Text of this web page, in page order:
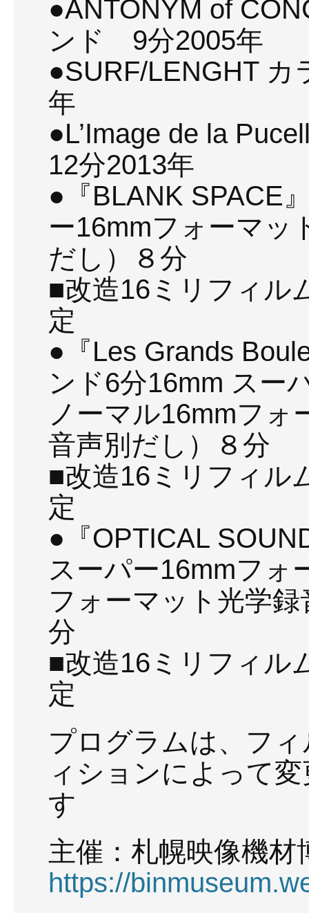
●ANTONYM of
ンド 9分2005年
●SURF/LENGHT
年
●L’Image de la
12分2013年
●『BLANK SPACE
ー16mmフォーマ
だし）８分
■改造16ミリフィ
定
●『Les Grands
ンド6分16mm スー
ノーマル16mmフ
音声別だし）８分
■改造16ミリフィ
定
●『OPTICAL
スーパー16mmフォ
フォーマット光学
分
■改造16ミリフィ
定
プログラムは、フ
ィションによって
す
主催：札幌映像機
https://